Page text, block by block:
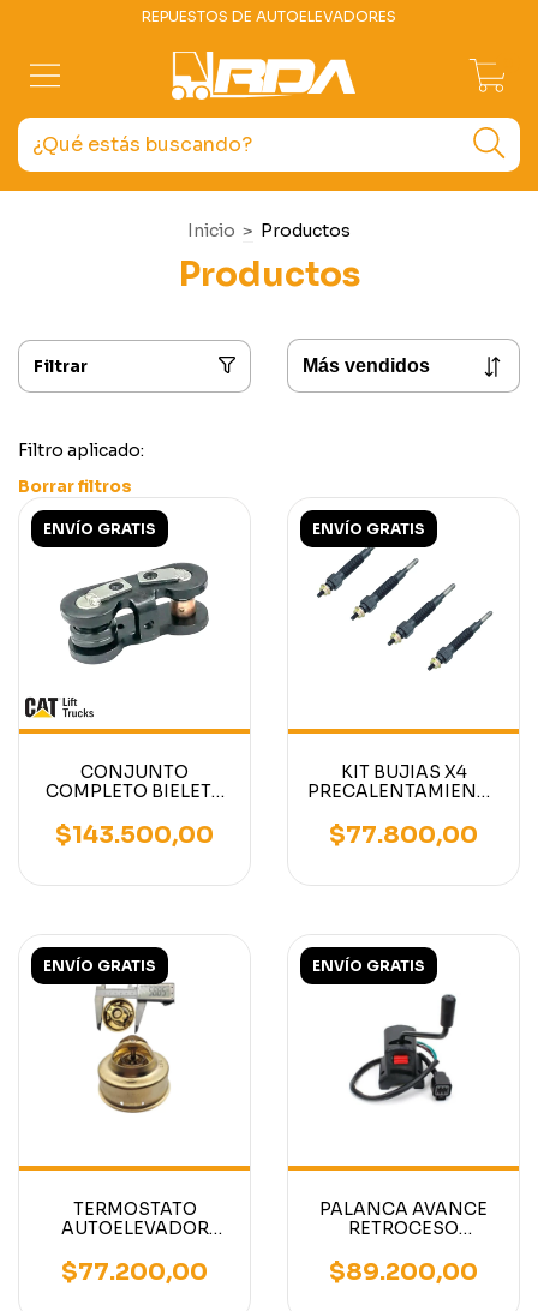
REPUESTOS DE AUTOELEVADORES
Inicio > Productos
Productos
Filtrar
Filtro aplicado:
Borrar filtros
ENVÍO GRATIS
CONJUNTO
COMPLETO BIELETA
AUTOELEVADOR
CATERPILLAR/MITSUBISHI
$143.500,00
ENVÍO GRATIS
KIT BUJIAS X4
PRECALENTAMIENTO
MOTOR MITSUBISHI
S4S
$77.800,00
ENVÍO GRATIS
TERMOSTATO
AUTOELEVADOR
S4S
$77.200,00
ENVÍO GRATIS
PALANCA AVANCE
RETROCESO
MITSUBISHI
CATERPILLAR 91306-
$89.200,00